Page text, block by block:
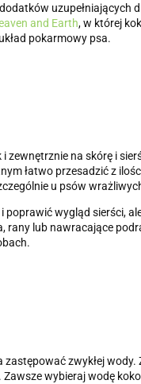
uzupełniających
and Earth, w której
pokarmowy psa.
na skórę i
łatwo przesadzić z
u psów
wygląd sierści,
rany lub nawracające
zwykłej
wybieraj wodę